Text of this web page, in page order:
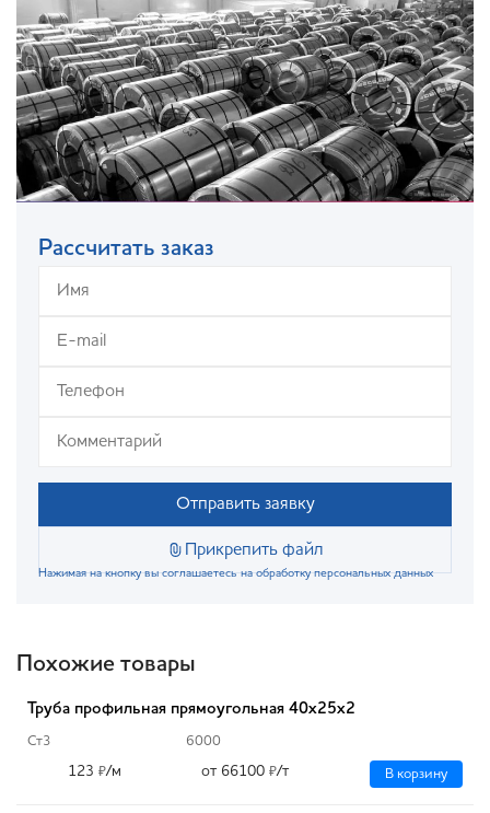
Рассчитать заказ
Отправить заявку
Прикрепить файл
Нажимая на кнопку вы соглашаетесь на обработку персональных данных
Похожие товары
Труба профильная прямоугольная 40х25х2
Ст3 6000
123 ₽/м от 66100 ₽/т В корзину